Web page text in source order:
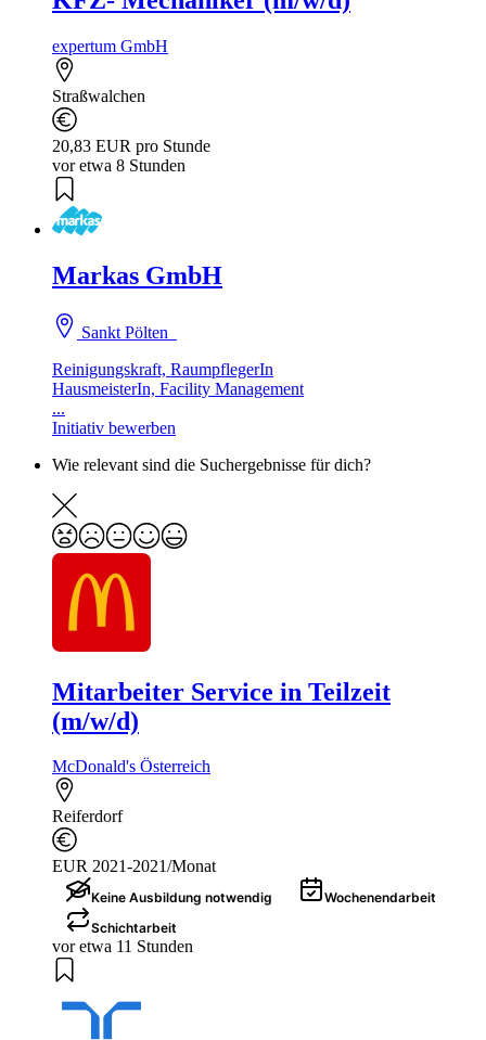
expertum GmbH
Straßwalchen
20,83 EUR pro Stunde
vor etwa 8 Stunden
Markas GmbH
Sankt Pölten
Reinigungskraft, RaumpflegerIn
HausmeisterIn, Facility Management
...
Initiativ bewerben
Wie relevant sind die Suchergebnisse für dich?
Mitarbeiter Service in Teilzeit
(m/w/d)
McDonald's Österreich
Reiferdorf
EUR 2021-2021/Monat
Keine Ausbildung notwendig
Wochenendarbeit
Schichtarbeit
vor etwa 11 Stunden